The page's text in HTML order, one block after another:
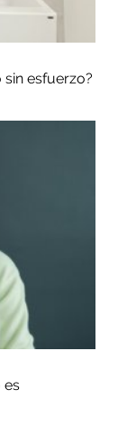
sin esfuerzo?
es